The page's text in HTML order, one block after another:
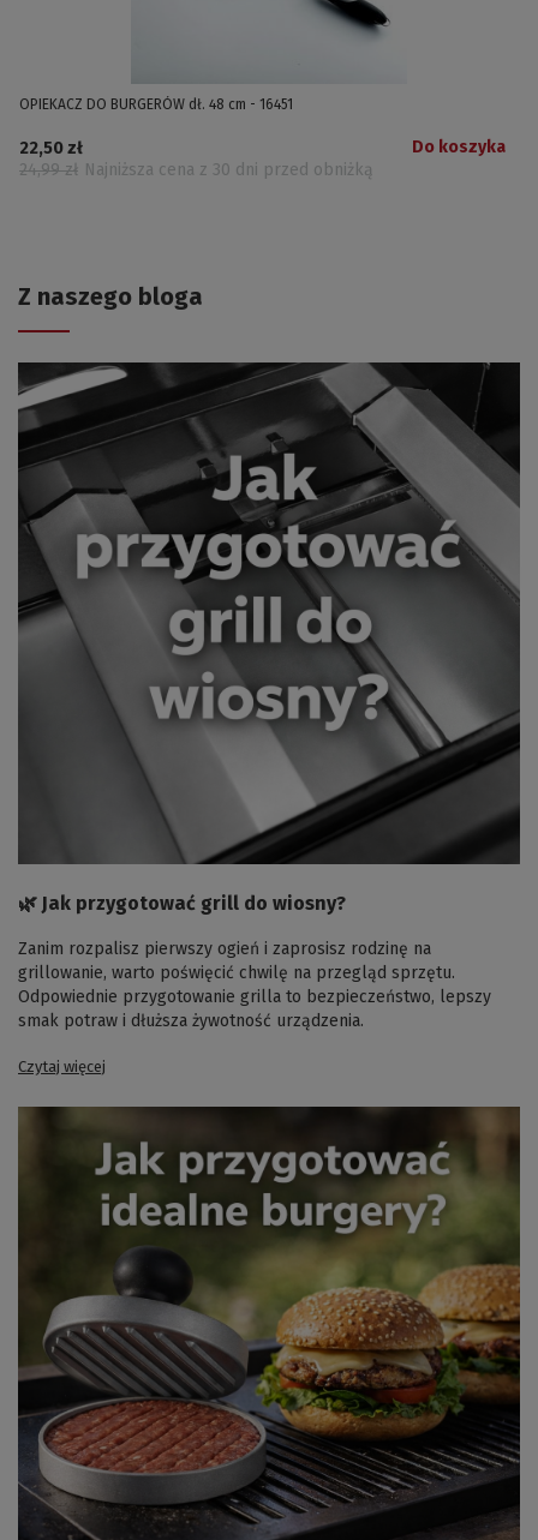
OPIEKACZ DO BURGERÓW dł. 48 cm - 16451
22,50 zł
24,99 zł Najniższa cena z 30 dni przed obniżką
Do koszyka
Z naszego bloga
🌿 Jak przygotować grill do wiosny?
Zanim rozpalisz pierwszy ogień i zaprosisz rodzinę na
grillowanie, warto poświęcić chwilę na przegląd sprzętu.
Odpowiednie przygotowanie grilla to bezpieczeństwo, lepszy
smak potraw i dłuższa żywotność urządzenia.
Czytaj więcej